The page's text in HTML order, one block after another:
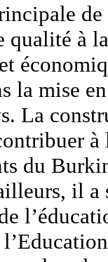
qualité à
la mise
La
à
du
il a